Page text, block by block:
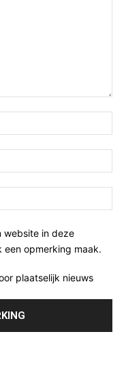
website in deze
opmerking maak.
plaatselijk nieuws